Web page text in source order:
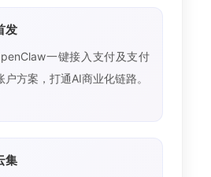
发
一键接入支付及支付
方案，打通AI商业化链路。
集